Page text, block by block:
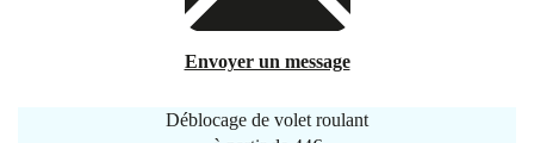
Envoyer un message
Déblocage de volet roulant